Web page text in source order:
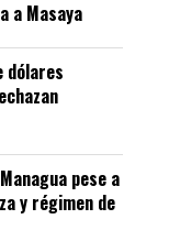
a Masaya
dólares
pese a
y régimen de